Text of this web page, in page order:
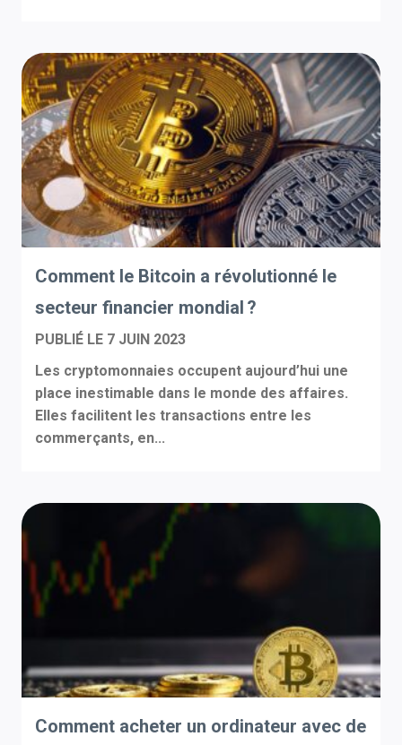
Comment le Bitcoin a révolutionné le
secteur financier mondial ?
PUBLIÉ LE 7 JUIN 2023
Les cryptomonnaies occupent aujourd’hui une
place inestimable dans le monde des affaires.
Elles facilitent les transactions entre les
commerçants, en...
Comment acheter un ordinateur avec de